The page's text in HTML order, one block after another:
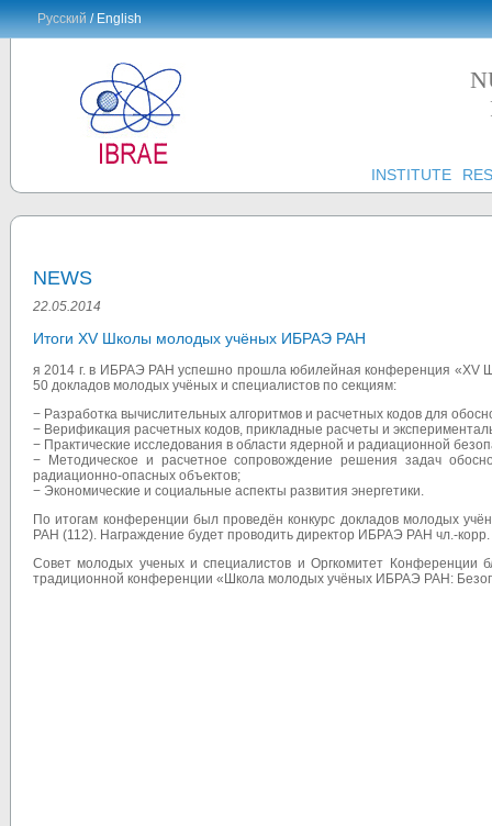
Русский/ English
INSTITUTE
NEWS
22.05.2014
Итоги XV Школы молодых учёных ИБРАЭ РАН
я 2014 г. в ИБРАЭ РАН успешно прошла юбилейная конференция
50 докладов молодых учёных и специалистов по секциям:
− Разработка вычислительных алгоритмов и расчетных кодов для
− Верификация расчетных кодов, прикладные расчеты и
− Практические исследования в области ядерной и радиационной
− Методическое и расчетное сопровождение решения задач
радиационно-опасных объектов;
− Экономические и социальные аспекты развития энергетики.
По итогам конференции был проведён конкурс докладов молодых
РАН (112). Награждение будет проводить директор ИБРАЭ РАН чл.-
Совет молодых ученых и специалистов и Оргкомитет Конференции
традиционной конференции «Школа молодых учёных ИБРАЭ РАН: